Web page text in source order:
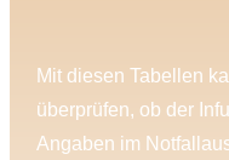
Mit diesen Tabellen
überprüfen, ob der
Angaben im